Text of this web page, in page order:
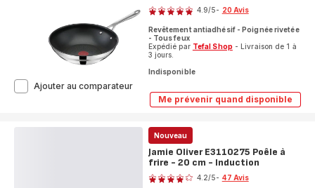
poignée
-
24
cm
poignée
amovible
Induction
Me prévenir quand disponible
Jamie
28
cm
Induction
4.9/5- 20 Avis
Revêtement antiadhésif - Poignée rivetée
- Tous feux
Expédié par Tefal Shop- Livraison de 1 à
3 jours.
Indisponible
Ajouter au comparateurJamie
Oliver
E3101925
-
Induction
Nouveau
Jamie Oliver E3110275 Poêle à
frire - 20 cm - Induction
Note
4.2/5- 47 Avis